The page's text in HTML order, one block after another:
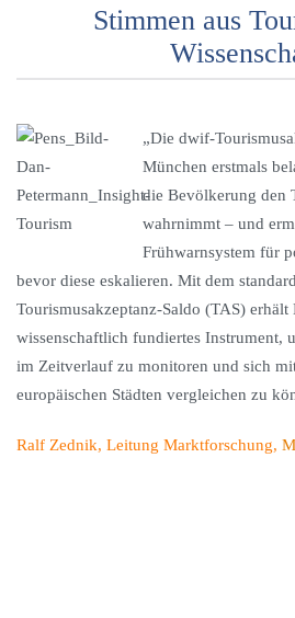
Stimmen aus
„Die dwif-
München erstmals
die Bevölkerung den
wahrnimmt – und
Frühwarnsystem für
bevor diese eskalieren. Mit dem
Tourismusakzeptanz-Saldo (TAS)
wissenschaftlich fundiertes Instrument,
im Zeitverlauf zu monitoren und sich
europäischen Städten vergleichen zu
Ralf Zednik, Leitung Marktforschung,